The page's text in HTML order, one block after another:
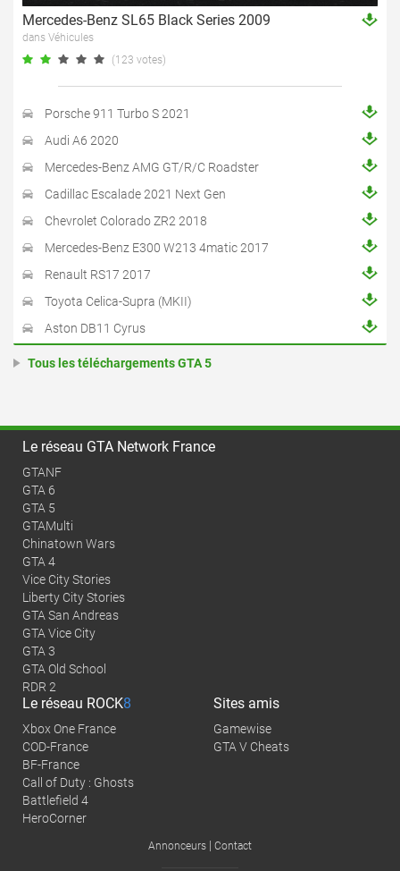
Mercedes-Benz SL65 Black Series 2009
dans Véhicules
(123 votes)
Porsche 911 Turbo S 2021
Audi A6 2020
Mercedes-Benz AMG GT/R/C Roadster
Cadillac Escalade 2021 Next Gen
Chevrolet Colorado ZR2 2018
Mercedes-Benz E300 W213 4matic 2017
Renault RS17 2017
Toyota Celica-Supra (MKII)
Aston DB11 Cyrus
Tous les téléchargements GTA 5
Le réseau GTA Network France
GTANF
GTA 6
GTA 5
GTAMulti
Chinatown Wars
GTA 4
Vice City Stories
Liberty City Stories
GTA San Andreas
GTA Vice City
GTA 3
GTA Old School
RDR 2
Le réseau ROCK8
Xbox One France
COD-France
BF-France
Call of Duty : Ghosts
Battlefield 4
HeroCorner
Sites amis
Gamewise
GTA V Cheats
Annonceurs | Contact